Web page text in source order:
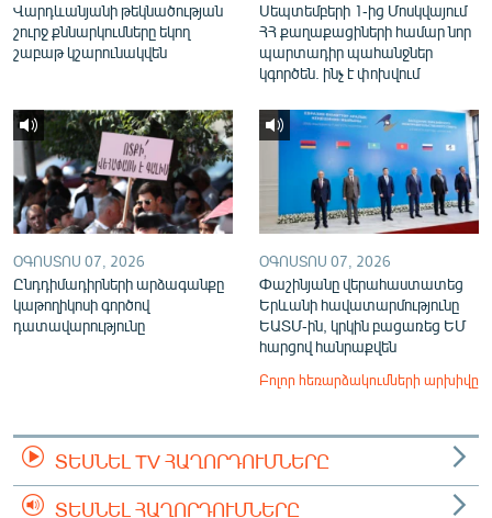
Վարդևանյանի թեկնածության
շուրջ քննարկումները եկող
շաբաթ կշարունակվեն
Սեպտեմբերի 1-ից Մոսկվայում
ՀՀ քաղաքացիների համար նոր
պարտադիր պահանջներ
կգործեն. ինչ է փոխվում
ՕԳՈՍՏՈՍ 07, 2026
Ընդդիմադիրների արձագանքը
կաթողիկոսի գործով
դատավարությունը
ՕԳՈՍՏՈՍ 07, 2026
Փաշինյանը վերահաստատեց
Երևանի հավատարմությունը
ԵԱՏՄ-ին, կրկին բացառեց ԵՄ
հարցով հանրաքվեն
Բոլոր հեռարձակումների արխիվը
ՏԵՍՆԵԼ TV ՀԱՂՈՐԴՈՒՄՆԵՐԸ
ՏԵՍՆԵԼ ՀԱՂՈՐԴՈՒՄՆԵՐԸ